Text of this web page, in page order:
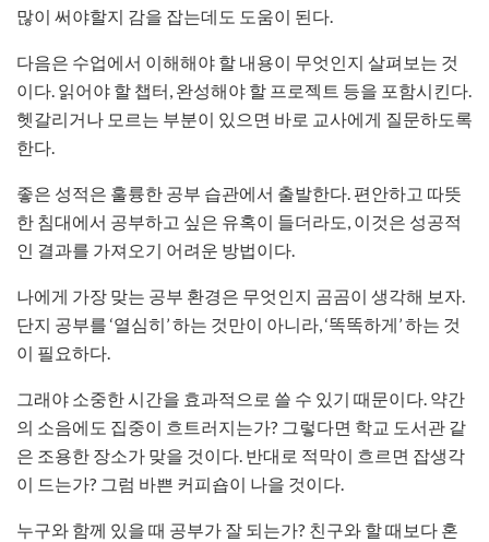
많이 써야할지 감을 잡는데도 도움이 된다.
다음은 수업에서 이해해야 할 내용이 무엇인지 살펴보는 것
이다. 읽어야 할 챕터, 완성해야 할 프로젝트 등을 포함시킨다.
헷갈리거나 모르는 부분이 있으면 바로 교사에게 질문하도록
한다.
좋은 성적은 훌륭한 공부 습관에서 출발한다. 편안하고 따뜻
한 침대에서 공부하고 싶은 유혹이 들더라도, 이것은 성공적
인 결과를 가져오기 어려운 방법이다.
나에게 가장 맞는 공부 환경은 무엇인지 곰곰이 생각해 보자.
단지 공부를 ‘열심히’ 하는 것만이 아니라, ‘똑똑하게’ 하는 것
이 필요하다.
그래야 소중한 시간을 효과적으로 쓸 수 있기 때문이다. 약간
의 소음에도 집중이 흐트러지는가? 그렇다면 학교 도서관 같
은 조용한 장소가 맞을 것이다. 반대로 적막이 흐르면 잡생각
이 드는가? 그럼 바쁜 커피숍이 나을 것이다.
누구와 함께 있을 때 공부가 잘 되는가? 친구와 할 때보다 혼